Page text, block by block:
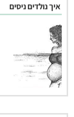
איך נולדים ניסים